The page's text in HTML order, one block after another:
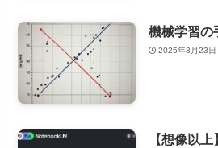
機械学習
2025年3月23日
【想像以